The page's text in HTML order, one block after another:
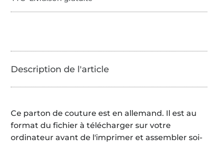
Ce parton de couture est en allemand. Il est au
format du fichier à télécharger sur votre
ordinateur avant de l'imprimer et assembler soi-